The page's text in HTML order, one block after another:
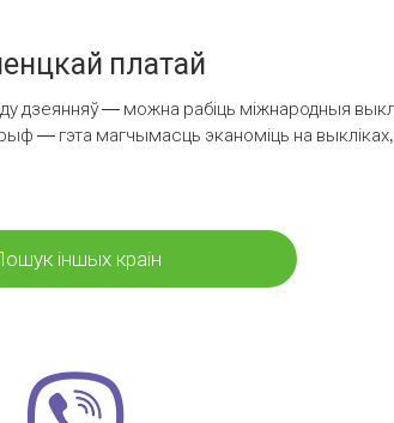
платай
— можна рабіць міжнародныя
— гэта магчымасць эканоміць на
іншых краін